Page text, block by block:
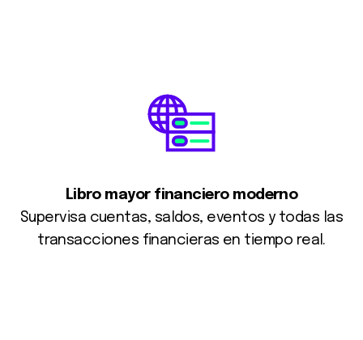
Libro mayor financiero moderno
Supervisa cuentas, saldos, eventos y todas las
transacciones financieras en tiempo real.